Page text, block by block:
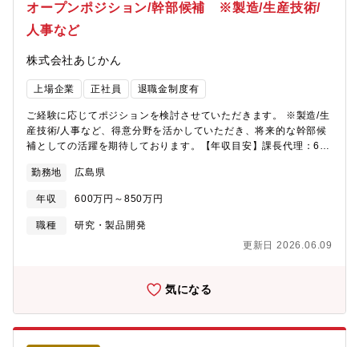
オープンポジション/幹部候補 ※製造/生産技術/
人事など
株式会社あじかん
上場企業 正社員 退職金制度有
ご経験に応じてポジションを検討させていただきます。 ※製造/生
産技術/人事など、得意分野を活かしていただき、将来的な幹部候
補としての活躍を期待しております。【年収目安】課長代理：600
万
勤務地 広島県
年収 600万円～850万円
職種
研究・製品開発
更新日 2026.06.09
気になる